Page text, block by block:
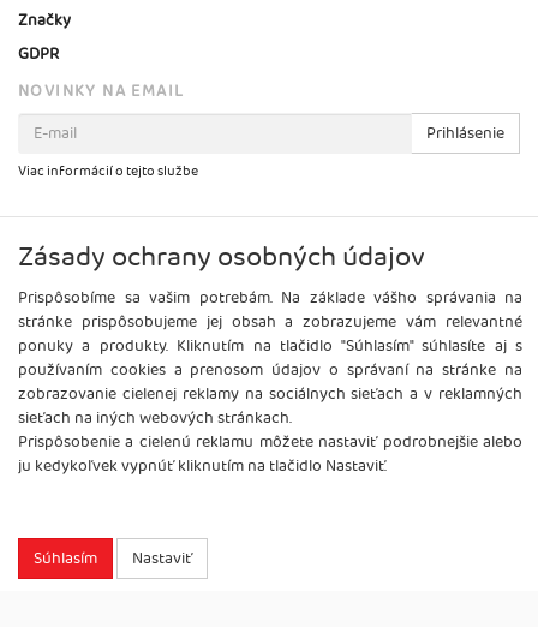
Značky
GDPR
NOVINKY NA EMAIL
Prihlásenie
Viac informácií o tejto službe
Zásady ochrany osobných údajov
Prispôsobíme sa vašim potrebám. Na základe vášho správania na
stránke prispôsobujeme jej obsah a zobrazujeme vám relevantné
ponuky a produkty. Kliknutím na tlačidlo "Súhlasím" súhlasíte aj s
používaním cookies a prenosom údajov o správaní na stránke na
zobrazovanie cielenej reklamy na sociálnych sieťach a v reklamných
sieťach na iných webových stránkach.
Prispôsobenie a cielenú reklamu môžete nastaviť podrobnejšie alebo
ju kedykoľvek vypnúť kliknutím na tlačidlo Nastaviť.
Súhlasím Nastaviť